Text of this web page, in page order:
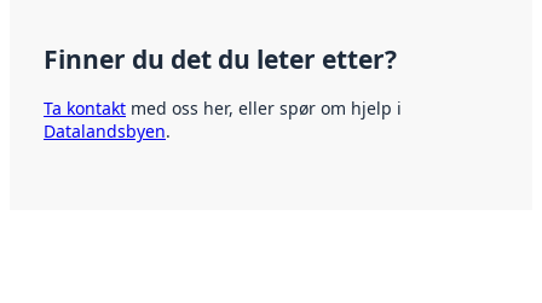
Finner du det du leter etter?
Ta kontakt med oss her, eller spør om hjelp i
Datalandsbyen.